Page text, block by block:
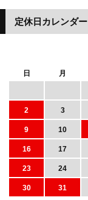
定休日カレンダー
日 月
2
3
9
10
16
17
23
24
30
31